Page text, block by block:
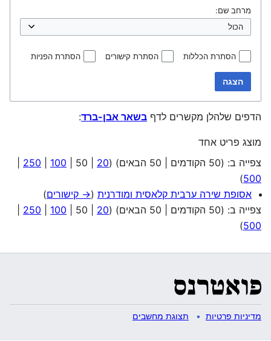
מרחב שם:
הסתרת הכללות הסתרת קישורים הסתרת הפניות
הצגה
הדפים שלהלן מקשרים לדף בשאר אבן-ברד:
מוצג פריט אחד
צפייה ב: (50 הקודמים 50 הבאים ) (
20
50
100
250
500
)
אסופת שירה ערבית קלאסית ומודרנית (→ קישורים)
צפייה ב: (50 הקודמים 50 הבאים ) (
20
50
100
250
500
)
מדיניות פרטיות תצוגת מחשבים